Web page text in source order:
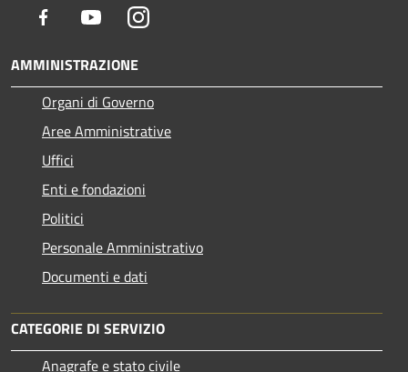
Facebook YoutubeInstagram
AMMINISTRAZIONE
Organi di Governo
Aree Amministrative
Uffici
Enti e fondazioni
Politici
Personale Amministrativo
Documenti e dati
CATEGORIE DI SERVIZIO
Anagrafe e stato civile